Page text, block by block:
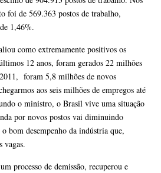
foi de 569.363 postos de trabalho,
1,46%.
como extremamente positivos os
12 anos, foram gerados 22 milhões
foram 5,8 milhões de novos
aos seis milhões de empregos até
o ministro, o Brasil vive uma situação
por novos postos vai diminuindo
bom desempenho da indústria que,
vagas.
processo de demissão, recuperou e